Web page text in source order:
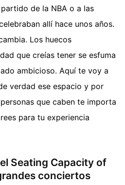
de la NBA o a las
allí hace unos años.
Los huecos
que creías tener se esfuma
ambicioso. Aquí te voy a
verdad ese espacio y por
que caben te importa
para tu experiencia
Seating Capacity of
conciertos